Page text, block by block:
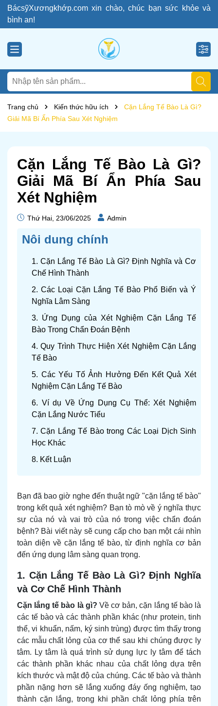
BácsỹXươngkhớp.com xin chào, chúc bạn sức khỏe và
bình an!
Trang chủ Kiến thức hữu ích
Cặn Lắng Tế Bào Là Gì?
Giải Mã Bí Ẩn Phía Sau Xét Nghiệm
Cặn Lắng Tế Bào Là Gì?
Giải Mã Bí Ẩn Phía Sau
Xét Nghiệm
Thứ Hai, 23/06/2025 Admin
Nôi dung chính
1. Cặn Lắng Tế Bào Là Gì? Định Nghĩa và Cơ
Chế Hình Thành
2. Các Loại Cặn Lắng Tế Bào Phổ Biến và Ý
Nghĩa Lâm Sàng
3. Ứng Dụng của Xét Nghiệm Cặn Lắng Tế
Bào Trong Chẩn Đoán Bệnh
4. Quy Trình Thực Hiện Xét Nghiệm Cặn Lắng
Tế Bào
5. Các Yếu Tố Ảnh Hưởng Đến Kết Quả Xét
Nghiệm Cặn Lắng Tế Bào
6. Ví dụ Về Ứng Dụng Cụ Thể: Xét Nghiệm
Cặn Lắng Nước Tiểu
7. Cặn Lắng Tế Bào trong Các Loại Dịch Sinh
Học Khác
8. Kết Luận
Bạn đã bao giờ nghe đến thuật ngữ "cặn lắng tế bào"
trong kết quả xét nghiệm? Bạn tò mò về ý nghĩa thực
sự của nó và vai trò của nó trong việc chẩn đoán
bệnh? Bài viết này sẽ cung cấp cho bạn một cái nhìn
toàn diện về cặn lắng tế bào, từ định nghĩa cơ bản
đến ứng dụng lâm sàng quan trọng.
1. Cặn Lắng Tế Bào Là Gì? Định Nghĩa
và Cơ Chế Hình Thành
Cặn lắng tế bào là gì? Về cơ bản, cặn lắng tế bào là
các tế bào và các thành phần khác (như protein, tinh
thể, vi khuẩn, nấm, ký sinh trùng) được tìm thấy trong
các mẫu chất lỏng của cơ thể sau khi chúng được ly
tâm. Ly tâm là quá trình sử dụng lực ly tâm để tách
các thành phần khác nhau của chất lỏng dựa trên
kích thước và mật độ của chúng. Các tế bào và thành
phần nặng hơn sẽ lắng xuống đáy ống nghiệm, tạo
thành cặn lắng, trong khi phần chất lỏng phía trên